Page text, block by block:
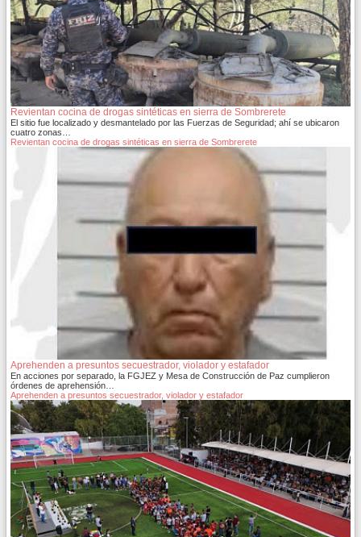
Revientan cocina de drogas sintéticas en sierra de Sombrerete
El sitio fue localizado y desmantelado por las Fuerzas de Seguridad; ahí se ubicaron
cuatro zonas…
Revientan cocina de drogas sintéticas en sierra de Sombrerete
Aprehenden a presuntos secuestrador, violador y estafador
En acciones por separado, la FGJEZ y Mesa de Construcción de Paz cumplieron
órdenes de aprehensión…
Aprehenden a presuntos secuestrador, violador y estafador